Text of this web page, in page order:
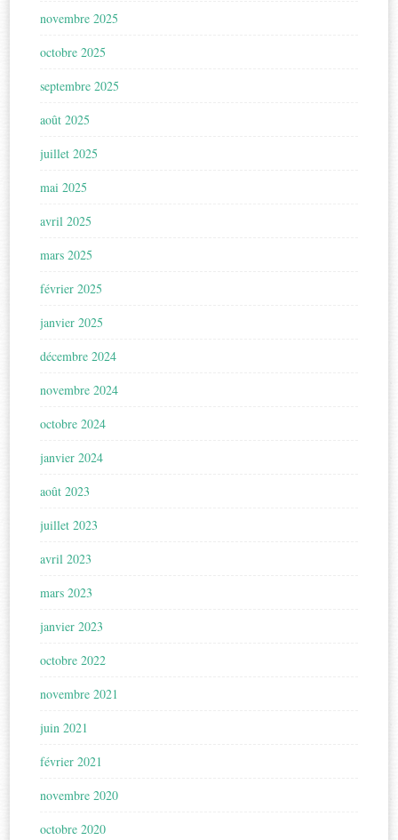
novembre 2025
octobre 2025
septembre 2025
août 2025
juillet 2025
mai 2025
avril 2025
mars 2025
février 2025
janvier 2025
décembre 2024
novembre 2024
octobre 2024
janvier 2024
août 2023
juillet 2023
avril 2023
mars 2023
janvier 2023
octobre 2022
novembre 2021
juin 2021
février 2021
novembre 2020
octobre 2020